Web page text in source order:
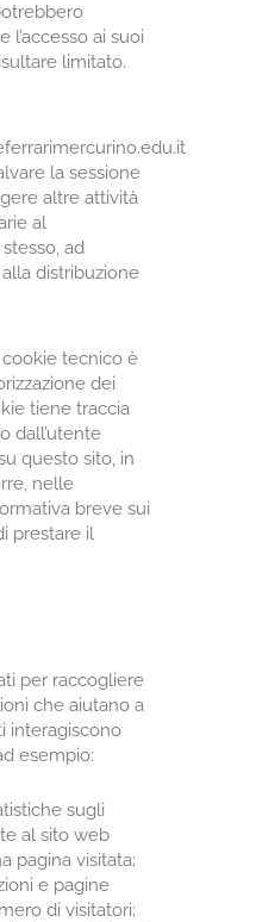
l’accesso ai suoi
limitato.
la sessione
altre attività
al
ad
distribuzione
tecnico è
dei
tiene traccia
dall’utente
questo sito, in
nelle
breve sui
prestare il
per raccogliere
che aiutano a
interagiscono
esempio:
sugli
al sito web
pagina visitata;
e pagine
di visitatori;